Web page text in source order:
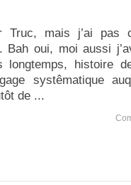
Truc, mais j’ai pas
Bah oui, moi aussi
histoire
systêmatique
de ...